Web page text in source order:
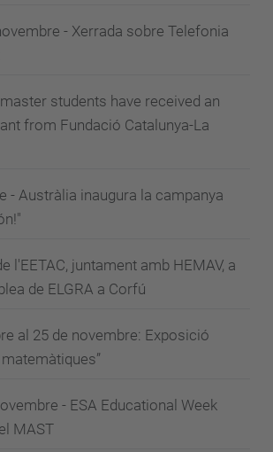
- Xerrada sobre Telefonia
students have received an
from Fundació Catalunya-La
- Austràlia inaugura la campanya
l'EETAC, juntament amb HEMAV, a
de ELGRA a Corfú
al 25 de novembre: Exposició
- ESA Educational Week
MAST